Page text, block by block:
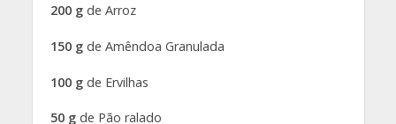
200 g de Arroz
150 gde Amêndoa Granulada
100 g de Ervilhas
50 g de Pão ralado